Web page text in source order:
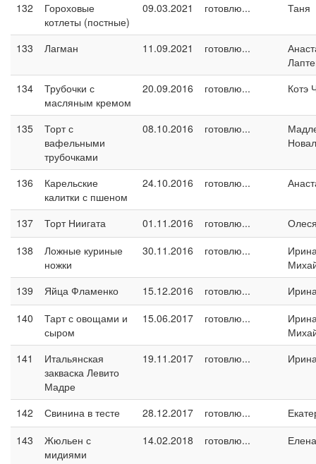
132
Гороховые
котлеты (постные)
09.03.2021 готовлю... Таня
133 Лагман 11.09.2021 готовлю...
134
Трубочки с
масляным кремом
20.09.2016 готовлю... Котэ
135
Торт с
вафельными
трубочками
08.10.2016 готовлю...
136
Карельские
калитки с пшеном
24.10.2016 готовлю...
137 Торт Ниигата 01.11.2016 готовлю...
138
Ложные куриные
ножки
30.11.2016 готовлю...
139
Яйца Фламенко 15.12.2016 готовлю...
140
Тарт с овощами и
сыром
15.06.2017 готовлю...
141
Итальянская
закваска Левито
Мадре
19.11.2017 готовлю...
142 Свинина в тесте 28.12.2017 готовлю...
143
Жюльен с
мидиями
14.02.2018 готовлю...